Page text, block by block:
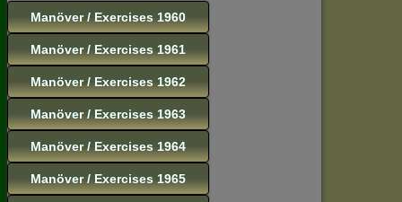
Manöver / Exercises 1960
Manöver / Exercises 1961
Manöver / Exercises 1962
Manöver / Exercises 1963
Manöver / Exercises 1964
Manöver / Exercises 1965